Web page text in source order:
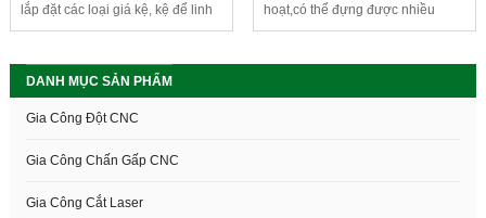
lắp đặt các loại giá kệ, kệ để linh
kiện theo yêu cầu sử dụng của
hoạt,có thể đựng được nhiều
hàng hóa với phong phú và đa
dòng sản phẩm chất lượng các
DANH MỤC SẢN PHẨM
Gia Công Đột CNC
Gia Công Chấn Gấp CNC
Gia Công Cắt Laser